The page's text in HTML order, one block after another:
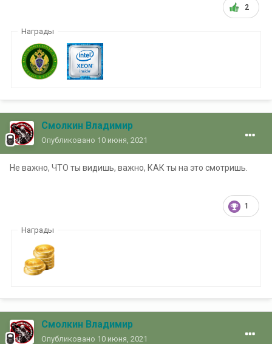
2
Награды
Смолкин Владимир
Опубликовано 10 июня, 2021
Не важно, ЧТО ты видишь, важно, КАК ты на это смотришь.
1
Награды
Смолкин Владимир
Опубликовано 10 июня, 2021